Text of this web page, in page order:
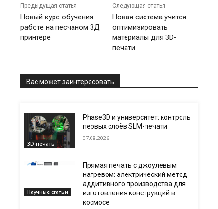
Предыдущая статья
Новый курс обучения
работе на песчаном 3Д
принтере
Следующая статья
Новая система учится
оптимизировать
материалы для 3D-
печати
Вас может заинтересовать
3D-печать
Phase3D и университет: контроль
первых слоёв SLM-печати
07.08.2026
Научные статьи
Прямая печать с джоулевым
нагревом: электрический метод
аддитивного производства для
изготовления конструкций в
космосе